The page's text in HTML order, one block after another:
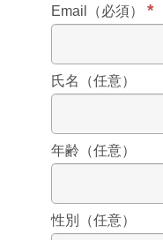
Email（必須） *
氏名（任意）
年齢（任意）
性別（任意）